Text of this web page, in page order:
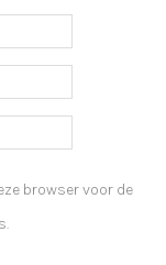
browser voor de